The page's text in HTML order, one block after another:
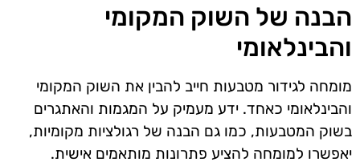
הבנה של השוק המקומי
והבינלאומי
מומחה לגידור מטבעות חייב להבין את השוק המקומי
והבינלאומי כאחד. ידע מעמיק על המגמות והאתגרים
בשוק המטבעות, כמו גם הבנה של רגולציות מקומיות,
יאפשרו למומחה להציע פתרונות מותאמים אישית.